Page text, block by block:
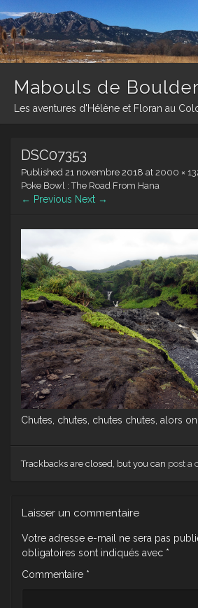
Mabouls de Boulder
Les aventures d'Hélène et Floran au
content
DSC07353
Published 21 novembre 2018 at 2000 ×
Poke Bowl : The Road From Hana
← Previous Next →
Chutes, chutes, chutes chutes, alors on
Trackbacks are closed, but you can post a
Laisser un commentaire
Votre adresse e-mail ne sera pas
obligatoires sont indiqués avec *
Commentaire *